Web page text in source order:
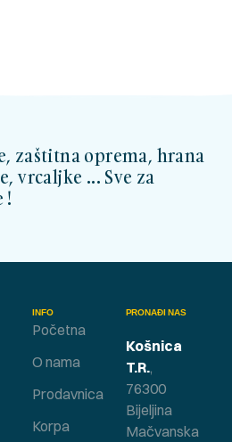
zaštitna oprema, hrana
vrcaljke ... Sve za
!
INFO
Početna
O nama
Prodavnica
Korpa
PRONAĐI NAS
Košnica
T.R.,
76300
Bijeljina
Mačvanska